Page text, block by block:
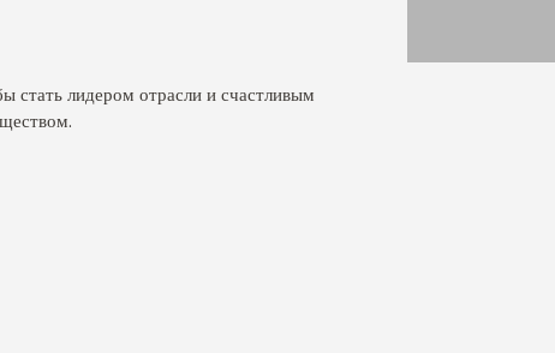
стать лидером отрасли и счастливым